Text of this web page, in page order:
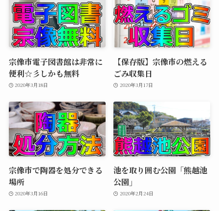
宗像市電子図書館は非常に
便利☆彡しかも無料
2020年3月18日
【保存版】宗像市の燃える
ごみ収集日
2020年3月17日
宗像市で陶器を処分できる
場所
2020年3月16日
池を取り囲む公園「熊越池
公園」
2020年2月24日